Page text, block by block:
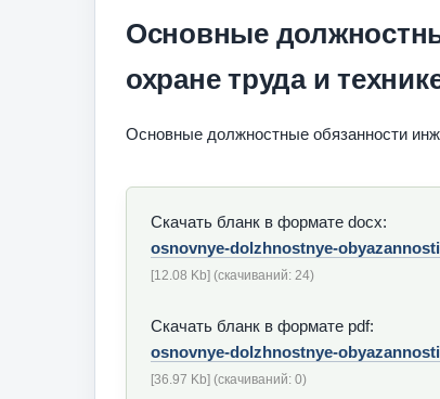
Основные
охране труда и
Основные должностные обязанности
Скачать бланк в формате docx:
osnovnye-dolzhnostnye-
[12.08 Kb] (cкачиваний: 24)
Скачать бланк в формате pdf:
osnovnye-dolzhnostnye-
[36.97 Kb] (cкачиваний: 0)